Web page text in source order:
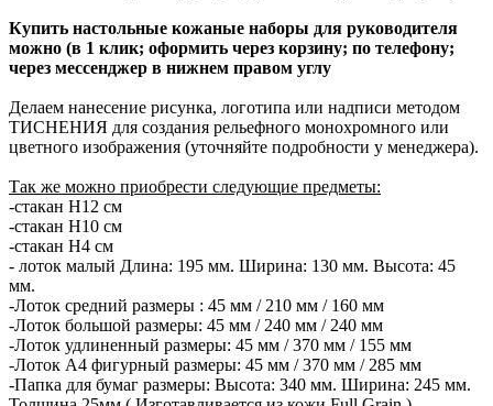
Купить настольные кожаные наборы для руководителя
можно (в 1 клик; оформить через корзину; по телефону;
через мессенджер в нижнем правом углу
Делаем нанесение рисунка, логотипа или надписи методом
ТИСНЕНИЯ для создания рельефного монохромного или
цветного изображения (уточняйте подробности у менеджера).
Так же можно приобрести следующие предметы:
-стакан Н12 см
-стакан Н10 см
-стакан Н4 см
- лоток малый Длина: 195 мм. Ширина: 130 мм. Высота: 45
мм.
-Лоток средний размеры : 45 мм / 210 мм / 160 мм
-Лоток большой размеры: 45 мм / 240 мм / 240 мм
-Лоток удлиненный размеры: 45 мм / 370 мм / 155 мм
-Лоток А4 фигурный размеры: 45 мм / 370 мм / 285 мм
-Папка для бумаг размеры: Высота: 340 мм. Ширина: 245 мм.